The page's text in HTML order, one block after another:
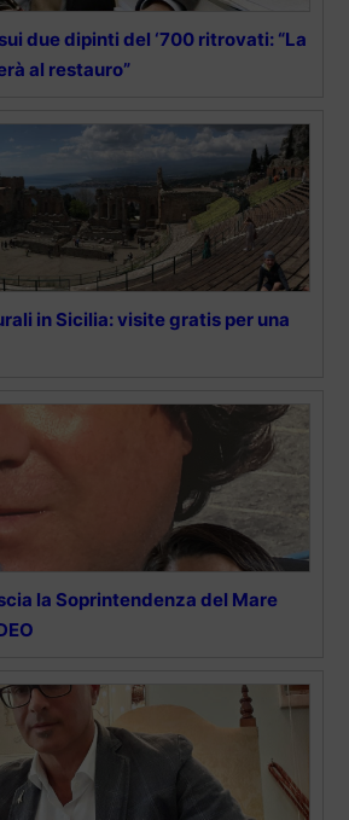
due dipinti del ‘700 ritrovati: “La
al restauro”
in Sicilia: visite gratis per una
la Soprintendenza del Mare